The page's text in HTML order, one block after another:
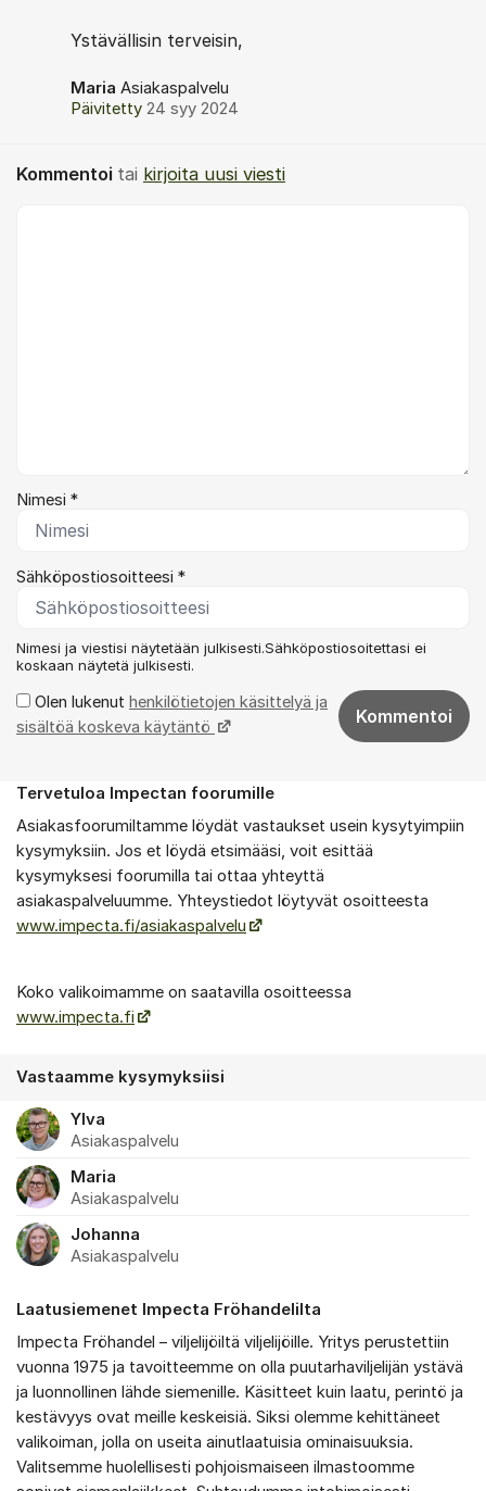
Ystävällisin terveisin,
Maria Asiakaspalvelu
Päivitetty 24 syy 2024
Kommentoi tai kirjoita uusi viesti
Nimesi *
Sähköpostiosoitteesi *
Nimesi ja viestisi näytetään julkisesti.Sähköpostiosoitettasi ei
koskaan näytetä julkisesti.
Olen lukenut henkilötietojen käsittelyä ja
sisältöä koskeva käytäntö
Kommentoi
Tietoa foorumista
Tervetuloa Impectan foorumille
Asiakasfoorumiltamme löydät vastaukset usein kysytyimpiin
kysymyksiin. Jos et löydä etsimääsi, voit esittää
kysymyksesi foorumilla tai ottaa yhteyttä
asiakaspalveluumme. Yhteystiedot löytyvät osoitteesta
www.impecta.fi/asiakaspalvelu
Koko valikoimamme on saatavilla osoitteessa
www.impecta.fi
Vastaamme kysymyksiisi
Ylva
Asiakaspalvelu
Maria
Asiakaspalvelu
Johanna
Asiakaspalvelu
Laatusiemenet Impecta Fröhandelilta
Impecta Fröhandel – viljelijöiltä viljelijöille. Yritys perustettiin
vuonna 1975 ja tavoitteemme on olla puutarhaviljelijän ystävä
ja luonnollinen lähde siemenille. Käsitteet kuin laatu, perintö ja
kestävyys ovat meille keskeisiä. Siksi olemme kehittäneet
valikoiman, jolla on useita ainutlaatuisia ominaisuuksia.
Valitsemme huolellisesti pohjoismaiseen ilmastoomme